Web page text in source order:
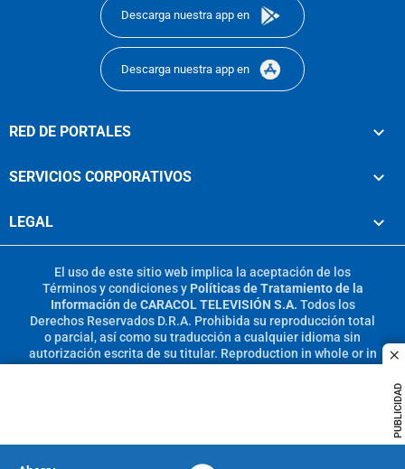
PUBLICIDAD
Descarga nuestra app en
Descarga nuestra app en
RED DE PORTALES
SERVICIOS CORPORATIVOS
LEGAL
El uso de este sitio web implica la aceptación de los
Términos y condicionesy Políticas de Tratamiento de la
Información de CARACOL TELEVISIÓN S.A. Todos los
Derechos Reservados D.R.A. Prohibida su reproducción total
o parcial, así como su traducción a cualquier idioma sin
autorización escrita de su titular. Reproduction in whole or in